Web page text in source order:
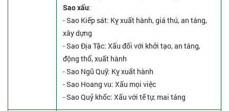
Sao xấu:
- Sao Kiếp sát: Kỵ xuất hành, giá thú, an táng,
xây dựng
- Sao Địa Tặc: Xấu đối với khởi tạo, an táng,
động thổ, xuất hành
- Sao Ngũ Quỹ: Kỵ xuất hành
- Sao Hoang vu: Xấu mọi việc
- Sao Quỷ khốc: Xấu với tế tự, mai táng